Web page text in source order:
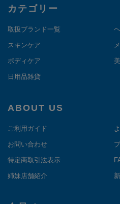
カテゴリー
取扱ブランド一覧
スキンケア
ボディケア
日用品雑貨
ABOUT US
ご利用ガイド
お問い合わせ
特定商取引法表示
姉妹店舗紹介